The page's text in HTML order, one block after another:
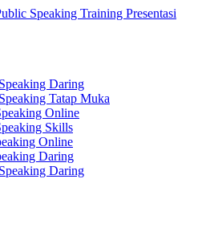
Daring
Tatap Muka
Online
Skills
Online
Daring
Daring